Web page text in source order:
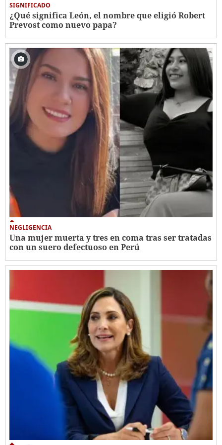
SIGNIFICADO
¿Qué significa León, el nombre que eligió Robert
Prevost como nuevo papa?
NEGLIGENCIA
Una mujer muerta y tres en coma tras ser tratadas
con un suero defectuoso en Perú